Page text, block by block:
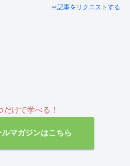
⇒記事をリクエストする
だけで学べる！
マガジンはこちら